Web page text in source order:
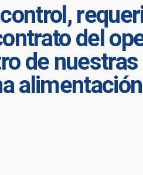
del
de